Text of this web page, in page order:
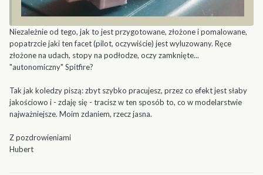
Niezależnie od tego, jak to jest przygotowane, złożone i pomalowane,
popatrzcie jaki ten facet (pilot, oczywiście) jest wyluzowany. Ręce
złożone na udach, stopy na podłodze, oczy zamknięte...
"autonomiczny" Spitfire?
Tak jak koledzy piszą: zbyt szybko pracujesz, przez co efekt jest słaby
jakościowo i - zdaję się - tracisz w ten sposób to, co w modelarstwie
najważniejsze. Moim zdaniem, rzecz jasna.
Z pozdrowieniami
Hubert